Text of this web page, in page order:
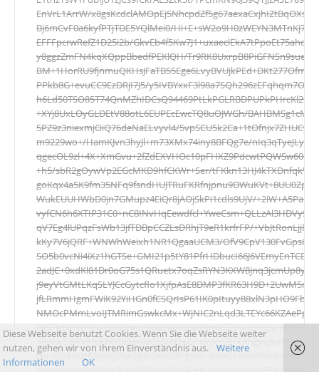
EnVrL1ArrW/
Bj6mCvF0a6kyfPTjTDE5YQlMei0/
EFFFpcrwRefZ1D25i2b/
y8ggzZmFN4kqXQppBbedfPEKlQH/
PPkb8G+evuCC9EzDRjI7J5/
+XYj8UxLOyGLDEtV88otL6EUPEcEwcTQ8uOJWGh/
5PZ9z3niexmjOiQ76deNaELvyvl4/
m9229wo+/HamKJvn3hyJl+m73XMx74iny8BFQg7e/nIq3qTyeJLyz/
+h5/sbR2gOywVp2EGcMKD9hfCKWr+Ser/
WukEUUHWbD0jn7GMupz4EiQr8jAOjSkPi1cdls9UjV/
qV7Eg4lUPqzFsWb13jfTDBpCCZLsDRhjT9eR1krfrFP/
kKy7V6jQRF+WNWhWeixh1NR1QgaaUCM3/
Diese Webseite benutzt Cookies. Wenn Sie die Webseite weiter
nutzen, gehen wir von Ihrem Einverständnis aus.
Weitere
Informationen
OK